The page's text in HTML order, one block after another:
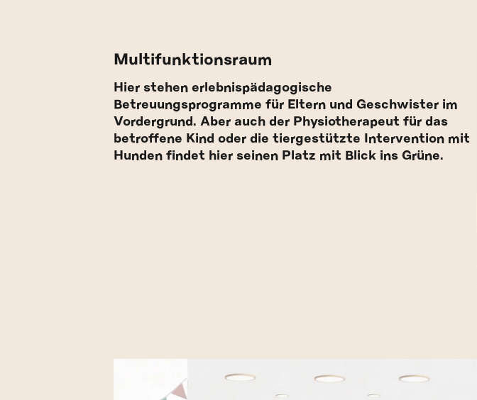
Multifunktionsraum
Hier stehen erlebnispädagogische
Betreuungsprogramme für Eltern und Geschwister im
Vordergrund. Aber auch der Physiotherapeut für das
betroffene Kind oder die tiergestützte Intervention mit
Hunden findet hier seinen Platz mit Blick ins Grüne.